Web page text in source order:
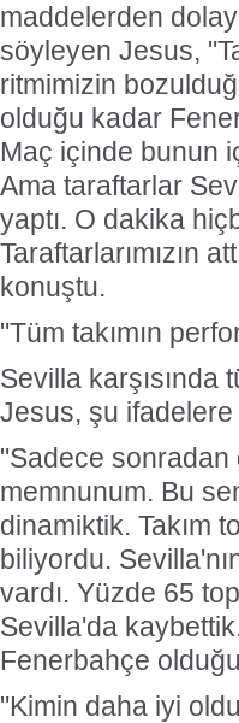
maddelerden
söyleyen Jesus,
ritmimizin
olduğu kadar
Maç içinde bunun
Ama taraftarlar
yaptı. O dakika
Taraftarlarımızın
konuştu.
"Tüm takımın
Sevilla karşısında
Jesus, şu
"Sadece sonradan
memnunum. Bu
dinamiktik. Takım
biliyordu.
vardı. Yüzde 65
Sevilla'da
Fenerbahçe
"Kimin daha iyi